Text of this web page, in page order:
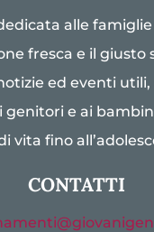
alle famiglie
fresca e il giusto
ed eventi utili,
genitori e ai
vita fino
CONTATTI